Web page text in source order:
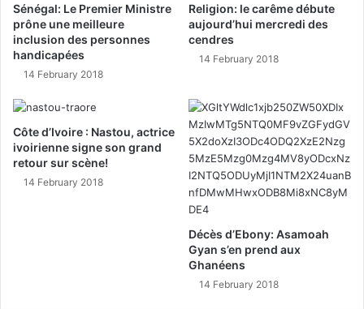
Sénégal: Le Premier Ministre
prône une meilleure
inclusion des personnes
handicapées
14 February 2018
Religion: le carême débute
aujourd’hui mercredi des
cendres
14 February 2018
Côte d’Ivoire : Nastou, actrice
ivoirienne signe son grand
retour sur scène!
14 February 2018
Décès d’Ebony: Asamoah
Gyan s’en prend aux
Ghanéens
14 February 2018